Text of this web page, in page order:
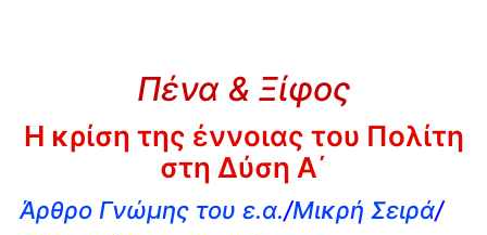
Πένα & Ξίφος
Η κρίση της έννοιας του Πολίτη
στη Δύση Α΄
Άρθρο Γνώμης του ε.α./Μικρή Σειρά/